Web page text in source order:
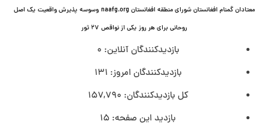
معتادان گمنام افغانستان شورای منطقه افغانستان naafg.org
وسوسه پذيرش واقعیت یک اصل
روحانی برای هر روز یکی از نواقص ۲۷ ثور
بازدیدکنندگان آنلاین: 0
بازدیدکنندگان امروز: 131
کل بازدیدکنند‌گان: 157,790
بازدید این صفحه: 15